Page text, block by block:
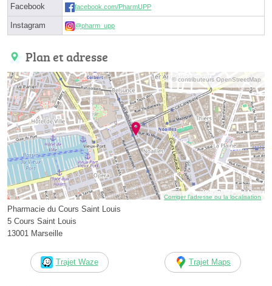
Facebook facebook.com/PharmUPP
Instagram @pharm_upp
Plan et adresse
© contributeurs OpenStreetMap
Corriger l’adresse ou la localisation
Pharmacie du Cours Saint Louis
5 Cours Saint Louis
13001 Marseille
Trajet Waze Trajet Maps